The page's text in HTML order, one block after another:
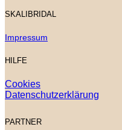
SKALIBRIDAL
Impressum
HILFE
Cookies
Datenschutzerklärung
PARTNER